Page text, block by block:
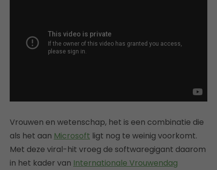
Vrouwen en wetenschap, het is een combinatie die
als het aan Microsoft ligt nog te weinig voorkomt.
Met deze viral-hit vroeg de softwaregigant daarom
in het kader van Internationale Vrouwendag